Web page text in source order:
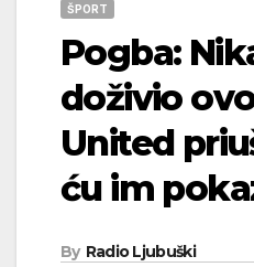
ŠPORT
Pogba:
doživio
United
ću im
By Radio Ljubuški